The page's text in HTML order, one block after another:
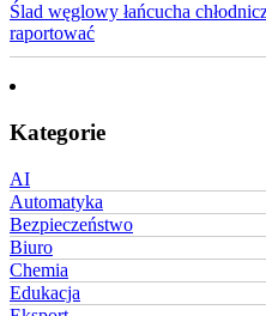
Ślad węglowy łańcucha
raportować
Kategorie
AI
Automatyka
Bezpieczeństwo
Biuro
Chemia
Edukacja